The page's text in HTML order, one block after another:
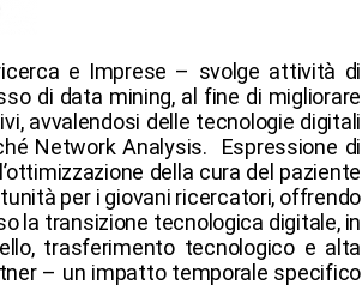
e Imprese – svolge attività di
di data mining, al fine di migliorare
avvalendosi delle tecnologie digitali
Network Analysis. Espressione di
della cura del paziente
per i giovani ricercatori, offrendo
la transizione tecnologica digitale, in
trasferimento tecnologico e alta
– un impatto temporale specifico